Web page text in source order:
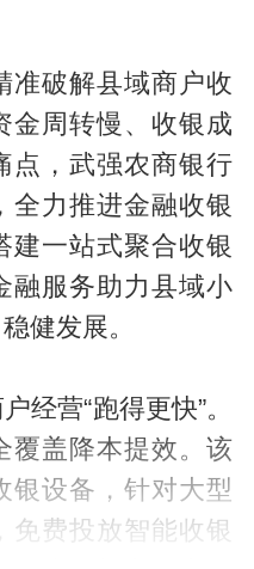
准破解县域商户收
金周转慢、收银成
点，武强农商银行
全力推进金融收银
建一站式聚合收银
融服务助力县域小
健发展。
经营“跑得更快”。
覆盖降本提效。该
银设备，针对大型
免费投放智能收银